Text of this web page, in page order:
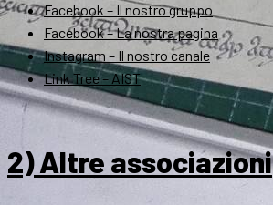
Facebook – Il nostro gruppo
Facebook – La nostra pagina
Instagram – Il nostro canale
Link Tree – AIST
2) Altre associazioni